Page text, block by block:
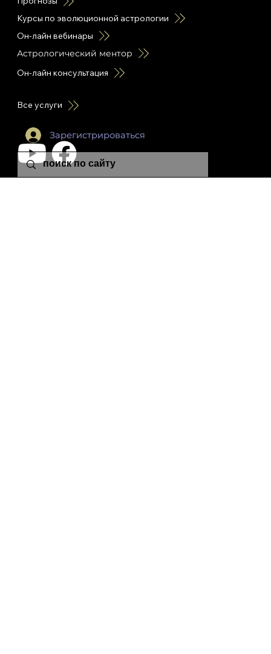
Курсы по эволюционной астрологии
Он-лайн вебинары
Астрологический ментор
Он-лайн консультация
Все услуги
Зарегистрироваться